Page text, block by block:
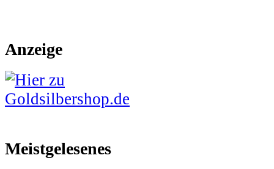
Anzeige
Meistgelesenes